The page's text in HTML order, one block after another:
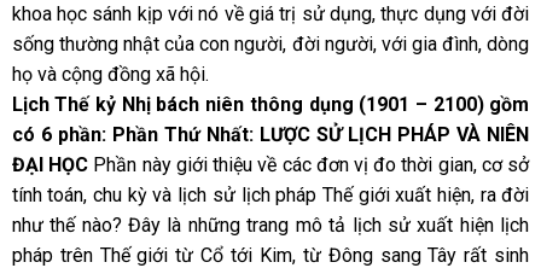
khoa học sánh kịp với nó về giá trị sử dụng, thực dụng với đời
sống thường nhật của con người, đời người, với gia đình, dòng
họ và cộng đồng xã hội.
Lịch Thế kỷ Nhị bách niên thông dụng (1901 – 2100) gồm
có 6 phần: Phần Thứ Nhất: LƯỢC SỬ LỊCH PHÁP VÀ NIÊN
ĐẠI HỌC Phần này giới thiệu về các đơn vị đo thời gian, cơ sở
tính toán, chu kỳ và lịch sử lịch pháp Thế giới xuất hiện, ra đời
như thế nào? Đây là những trang mô tả lịch sử xuất hiện lịch
pháp trên Thế giới từ Cổ tới Kim, từ Đông sang Tây rất sinh